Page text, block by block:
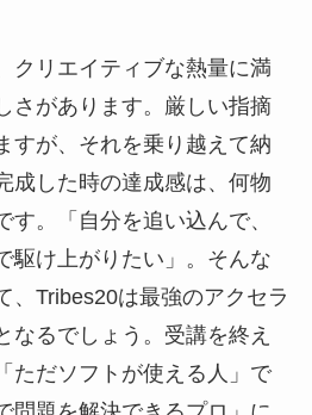
クリエイティブな熱量に満
さがあります。厳しい指摘
すが、それを乗り越えて納
成した時の達成感は、何物
す。「自分を追い込んで、
駆け上がりたい」。そんな
、Tribes20は最強のアクセラ
なるでしょう。受講を終え
ただソフトが使える人」で